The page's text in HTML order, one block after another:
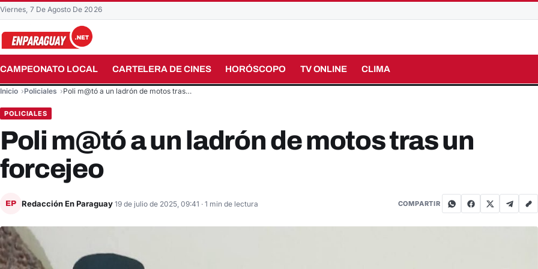
Viernes, 7 De Agosto De 2026
CAMPEONATO LOCAL CARTELERA DE CINES HORÓSCOPO TV ONLINE CLIMA
Buscar en el sitio
Inicio Policiales Poli m@tó a un ladrón de motos tras…
POLICIALES
Poli m@tó a un ladrón de motos tras un
forcejeo
EP Redacción En Paraguay 19 de julio de 2025, 09:41 · 1 min de lectura COMPARTIR